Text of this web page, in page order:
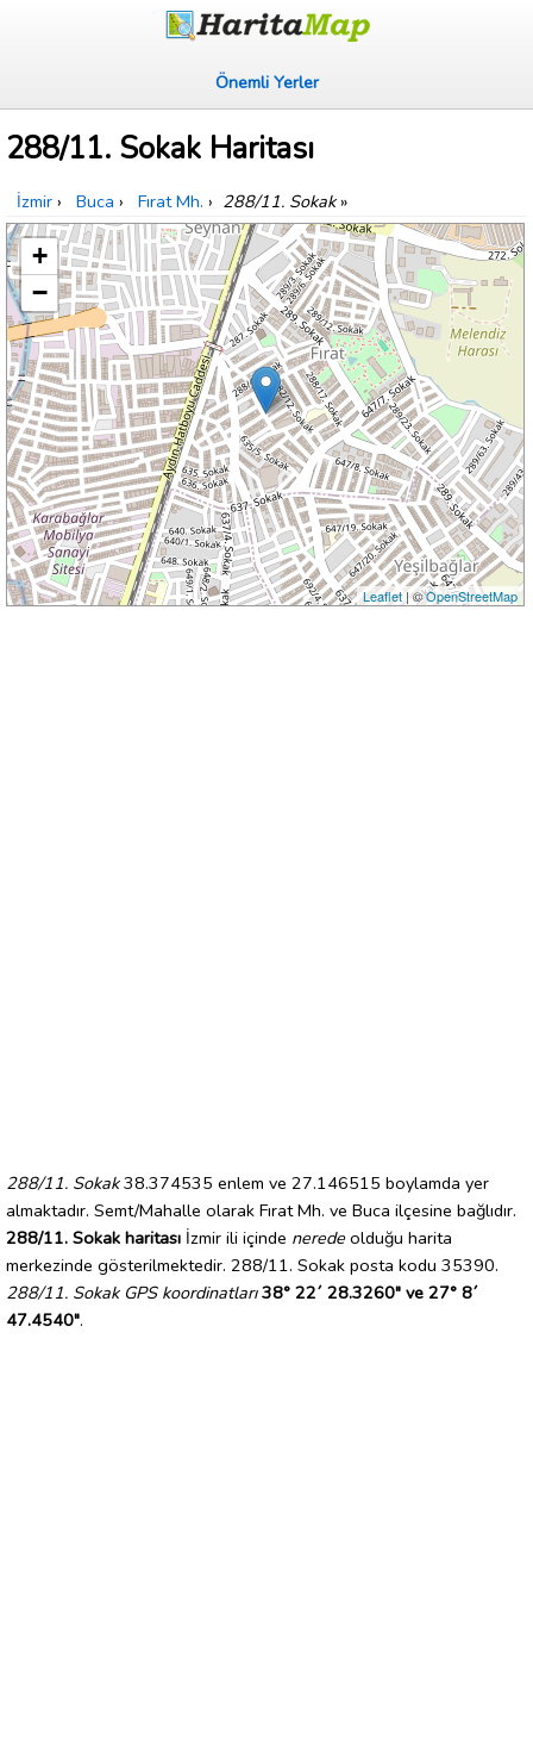
Önemli Yerler
288/11. Sokak Haritası
İzmir › Buca › Fırat Mh. › 288/11. Sokak»
+
−
Leaflet| ©OpenStreetMap
288/11. Sokak38.374535 enlem ve 27.146515 boylamda yer
almaktadır. Semt/Mahalle olarak Fırat Mh. ve Buca ilçesine bağlıdır.
288/11. Sokak haritası İzmir ili içinde nerede olduğu harita
merkezinde gösterilmektedir. 288/11. Sokak posta kodu 35390.
288/11. Sokak GPS koordinatları 38° 22´ 28.3260" ve 27° 8´
47.4540".